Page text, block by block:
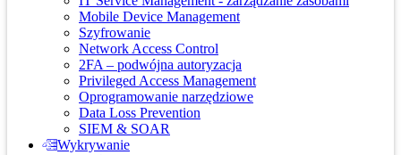
Mobile Device Management
Szyfrowanie
Network Access Control
2FA – podwójna autoryzacja
Privileged Access Management
Oprogramowanie narzędziowe
Data Loss Prevention
SIEM & SOAR
Wykrywanie